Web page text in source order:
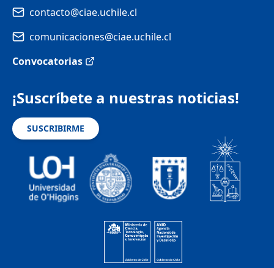
contacto@ciae.uchile.cl
comunicaciones@ciae.uchile.cl
Convocatorias
¡Suscríbete a nuestras noticias!
SUSCRIBIRME